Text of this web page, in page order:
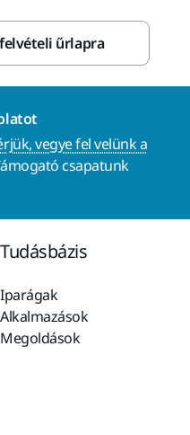
űrlapra
vegye fel velünk a
csapatunk
Tudásbázis
Iparágak
Alkalmazások
Megoldások